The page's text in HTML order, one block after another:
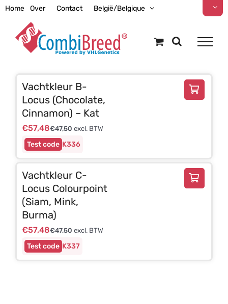
Ga
inhoud
Home Over Contact België/Belgique
K336
Vachtkleur B-
Locus (Chocolate,
Cinnamon) – Kat
€57,48€47,50 excl. BTW
K337
Vachtkleur C-
Locus Colourpoint
(Siam, Mink,
Burma)
€57,48€47,50 excl. BTW